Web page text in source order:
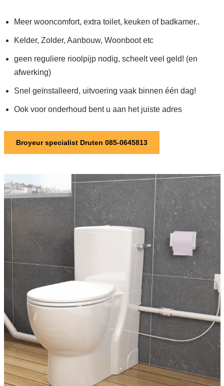
Meer wooncomfort, extra toilet, keuken of badkamer..
Kelder, Zolder, Aanbouw, Woonboot etc
geen reguliere rioolpijp nodig, scheelt veel geld! (en
afwerking)
Snel geïnstalleerd, uitvoering vaak binnen één dag!
Ook voor onderhoud bent u aan het juiste adres
Broyeur specialist Druten 085-0645813